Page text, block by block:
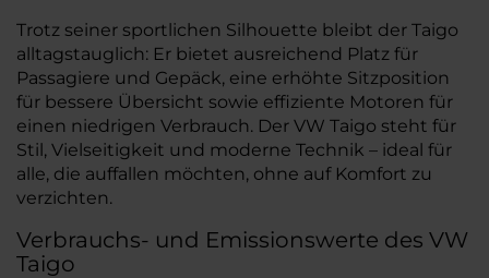
Trotz seiner sportlichen Silhouette bleibt der Taigo
alltagstauglich: Er bietet ausreichend Platz für
Passagiere und Gepäck, eine erhöhte Sitzposition
für bessere Übersicht sowie effiziente Motoren für
einen niedrigen Verbrauch. Der VW Taigo steht für
Stil, Vielseitigkeit und moderne Technik – ideal für
alle, die auffallen möchten, ohne auf Komfort zu
verzichten.
Verbrauchs- und Emissionswerte des VW
Taigo